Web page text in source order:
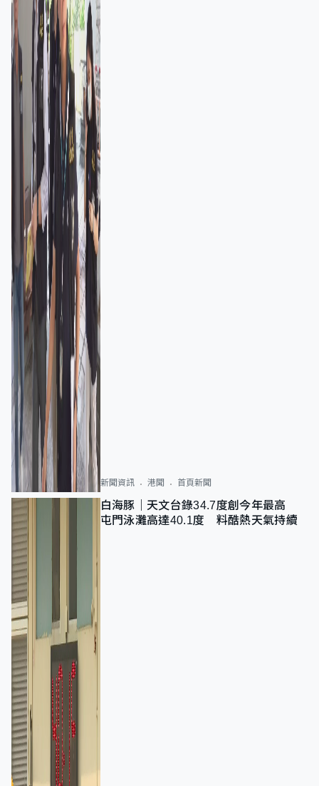
新聞資訊 港聞 首頁新聞
白海豚｜天文台錄34.7度創今年最高
屯門泳灘高達40.1度 料酷熱天氣持續